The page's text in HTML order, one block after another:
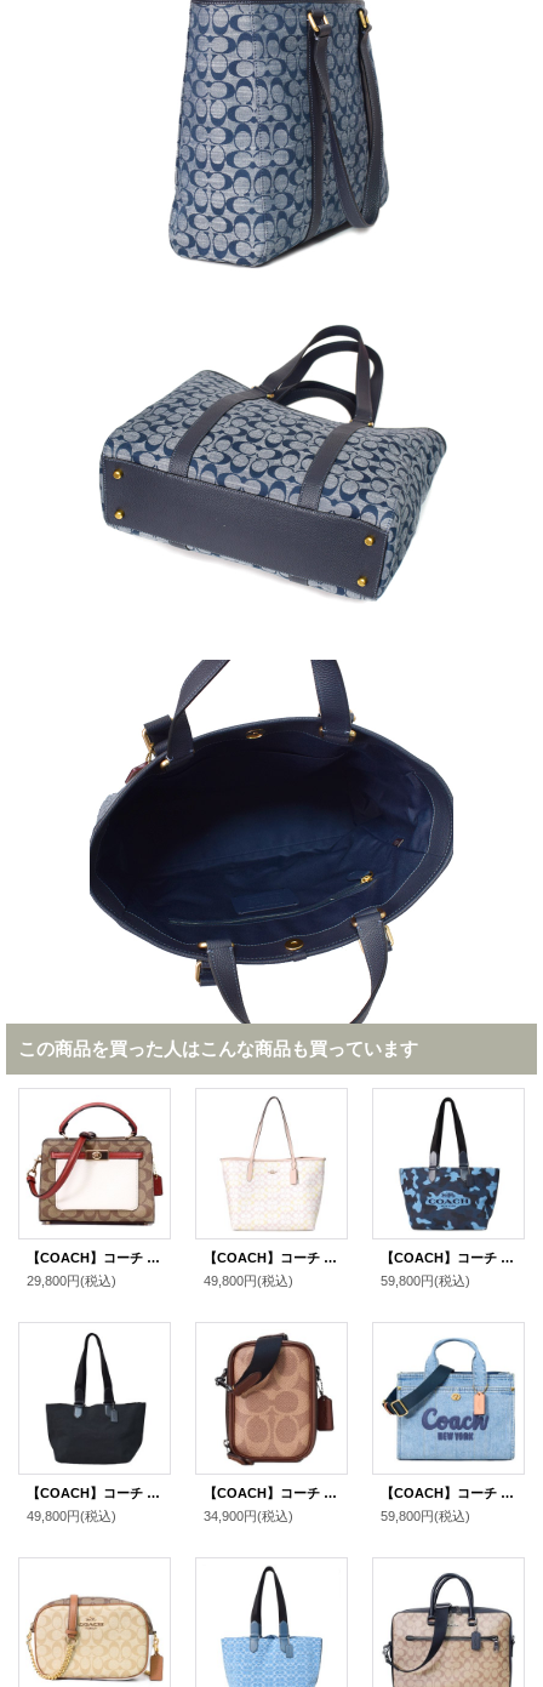
この商品を買った人はこんな商品も買っています
【COACH】コーチ コーティングキャンバス レザー シグネチャー ミニ レーン ハンドル クロスボディ 斜め掛け 2WAY ショルダー ハンドバッグ カーキチャークマルチ（日本未発売）
29,800円(税込)
【COACH】コーチ バッグ トート コーティングキャンバス レザー シグネチャー ロゴ シティ トートバッグ チャーク×ピンク〔日本未発売〕
49,800円(税込)
【COACH】コーチ メンズ バッグ キャンバス レザー カモフラ 迷彩柄 スモール ツアー ダブル ハンドル 2way トートバッグ ハンドバッグ ブルーマルチ〔日本未発売〕
59,800円(税込)
【COACH】コーチ メンズ バッグ キャンバス レザー スモール ツアー ダブル ハンドル 2way トートバッグ ハンドバッグ ブラックマルチ〔日本未発売〕
49,800円(税込)
【COACH】コーチ メンズ バッグ コーティングキャンバス レザー シグネチャー スタントン 2WAY クロスボディ 斜め掛け ショルダー バッグ タン×ビンテージブラウン〔日本未発売〕
34,900円(税込)
【COACH】コーチ バッグ デニム カーゴ トート レザー 刺繡 ロゴ 2WAY クロスボディ ショルダー ハンドバッグ トートバッグ インディゴ（日本未発売）
59,800円(税込)